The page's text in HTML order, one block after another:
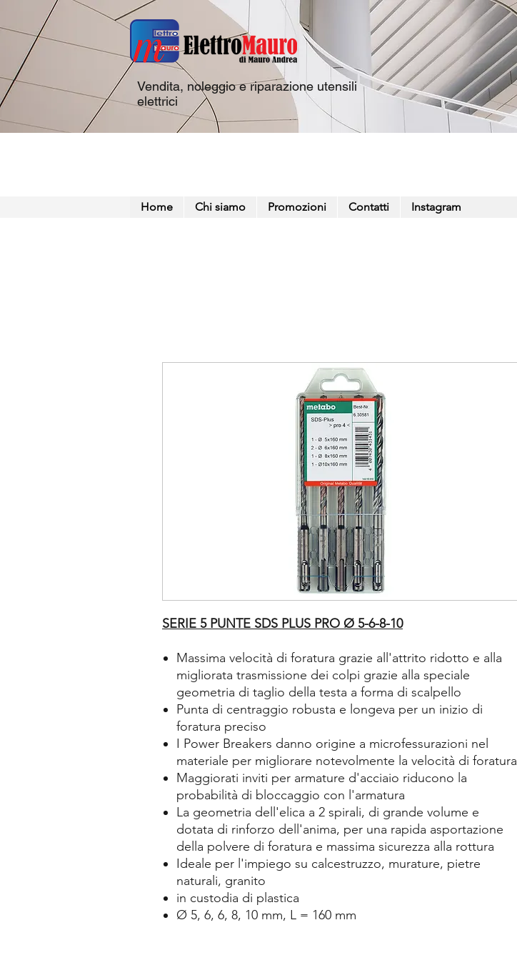
Vendita, noleggio e riparazione utensili
elettrici
Home Chi siamo Promozioni Contatti Instagram
SERIE 5 PUNTE SDS PLUS PRO Ø 5-6-8-10
Massima velocità di foratura grazie all'attrito ridotto e alla
migliorata trasmissione dei colpi grazie alla speciale
geometria di taglio della testa a forma di scalpello
Punta di centraggio robusta e longeva per un inizio di
foratura preciso
I Power Breakers danno origine a microfessurazioni nel
materiale per migliorare notevolmente la velocità di foratura
Maggiorati inviti per armature d'acciaio riducono la
probabilità di bloccaggio con l'armatura
La geometria dell'elica a 2 spirali, di grande volume e
dotata di rinforzo dell'anima, per una rapida asportazione
della polvere di foratura e massima sicurezza alla rottura
Ideale per l'impiego su calcestruzzo, murature, pietre
naturali, granito
in custodia di plastica
Ø 5, 6, 6, 8, 10 mm, L = 160 mm